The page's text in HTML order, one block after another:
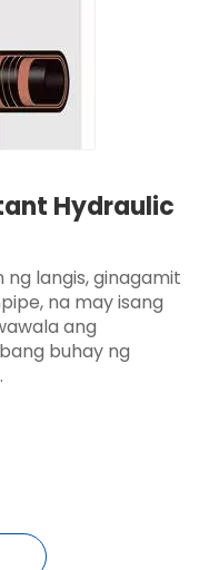
Hydraulic
langis, ginagamit
na may isang
ang
buhay ng